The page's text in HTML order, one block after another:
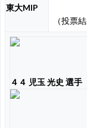
東大MIP
（投票
４４ 児玉 光史 選手